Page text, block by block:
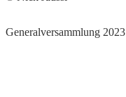
Generalversammlung 2023